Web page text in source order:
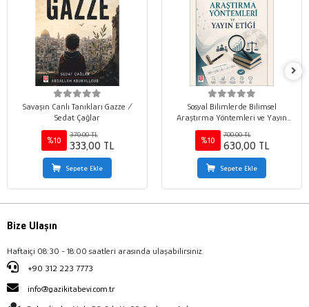
Savaşın Canlı Tanıkları Gazze /
Sedat Çağlar
%10
370,00 TL
333,00 TL
Sepete Ekle
Sosyal Bilimlerde Bilimsel
Araştırma Yöntemleri ve Yayın
Etiği / Mehmet Marangoz
%10
700,00 TL
630,00 TL
Sepete Ekle
Bize Ulaşın
Haftaiçi 08:30 - 18:00 saatleri arasında ulaşabilirsiniz.
+90 312 223 7773
info@gazikitabevi.com.tr